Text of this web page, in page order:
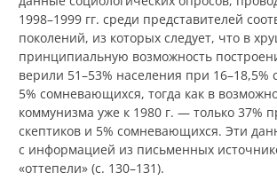
1998–1999 гг. среди представителей
поколений, из которых следует, что в
принципиальную возможность
верили 51–53% населения при 16–18,5%
5% сомневающихся, тогда как в
коммунизма уже к 1980 г. — только 37%
скептиков и 5% сомневающихся. Эти
с информацией из письменных
«оттепели» (с. 130–131).